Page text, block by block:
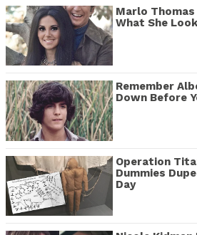
Marlo
What She
Remember
Down Before
Operation
Dummies
Day